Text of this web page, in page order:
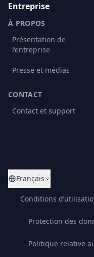
Entreprise
À PROPOS
Présentation de
l’entreprise
Presse et médias
CONTACT
Contact et support
Français
Conditions
Protection des
Politique relative